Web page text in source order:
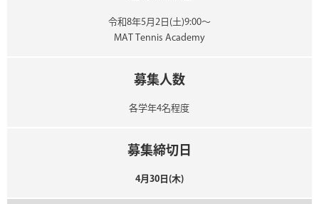
令和8年5月2日(土)9:00～
MAT Tennis Academy
募集人数
各学年4名程度
募集締切日
4月30日(木)